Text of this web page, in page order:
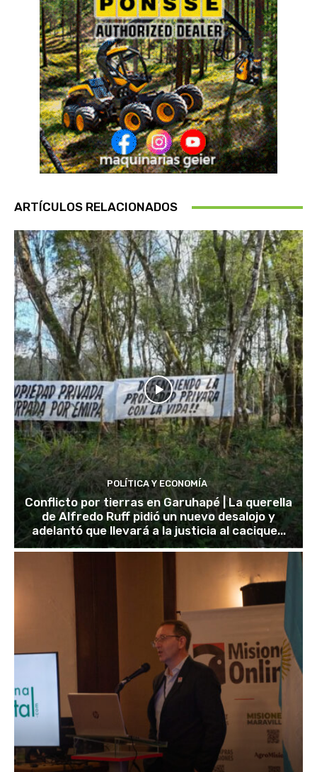
ARTÍCULOS RELACIONADOS
POLÍTICA Y ECONOMÍA
Conflicto por tierras en Garuhapé | La querella
de Alfredo Ruff pidió un nuevo desalojo y
adelantó que llevará a la justicia al cacique...